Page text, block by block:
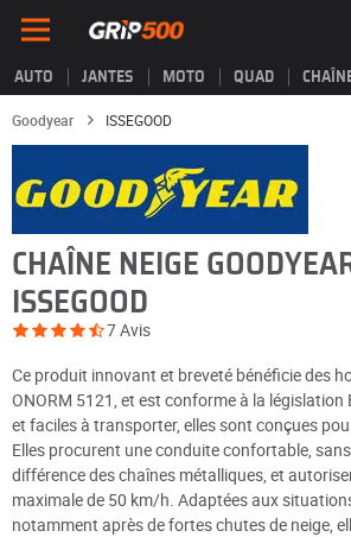
AUTO JANTES MOTO QUAD
Goodyear ISSEGOOD
CHAÎNE NEIGE
ISSEGOOD
7 Avis
Ce produit innovant et breveté bénéficie des
ONORM 5121, et est conforme à la
et faciles à transporter, elles sont conçues
Elles procurent une conduite confortable,
différence des chaînes métalliques, et
maximale de 50 km/h. Adaptées aux
notamment après de fortes chutes de neige,